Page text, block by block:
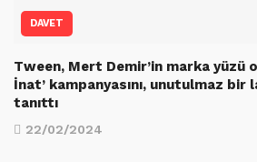
DAVET
Tween, Mert Demir’in marka yüzü
İnat’ kampanyasını, unutulmaz bir
tanıttı
22/02/2024